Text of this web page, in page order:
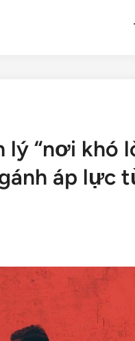
lý “nơi khó
áp lực